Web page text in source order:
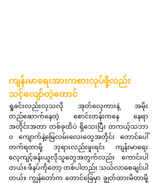
ကျန်းမာရေးအားကစားလုပ်ဖို့လည်း
သင့်လျော်တဲ့တောင်
ရှုခင်းလည်းလှသလို အုတ်လှေကားနဲ့ အမိုး
တည်ဆောက်နေတဲ့ စောင်းတန်းကနေ နေရာ
အတိုင်းအတာ တစ်ခုထိပဲ ရှိသေးပြီး တကယ့်သဘာ
ဝ ကျောက်နဲ့မြေလမ်းလေးတွေအတိုင်း တောင်ပေါ်
တက်ရတာမို့ ဘုရားလည်းဖူးရင်း ကျန်းမာရေး
လေ့ကျင့်ခန်းယူလိုသူတွေအတွက်လည်း ကောင်းပါ
တယ်။ ဖိနပ်ကိုတော့ တစ်ပါတည်း သယ်လာစေချင်ပါ
တယ်။ ကျွန်တော်က တောင်ခြေမှာ ချွတ်ထားမိတာမို့